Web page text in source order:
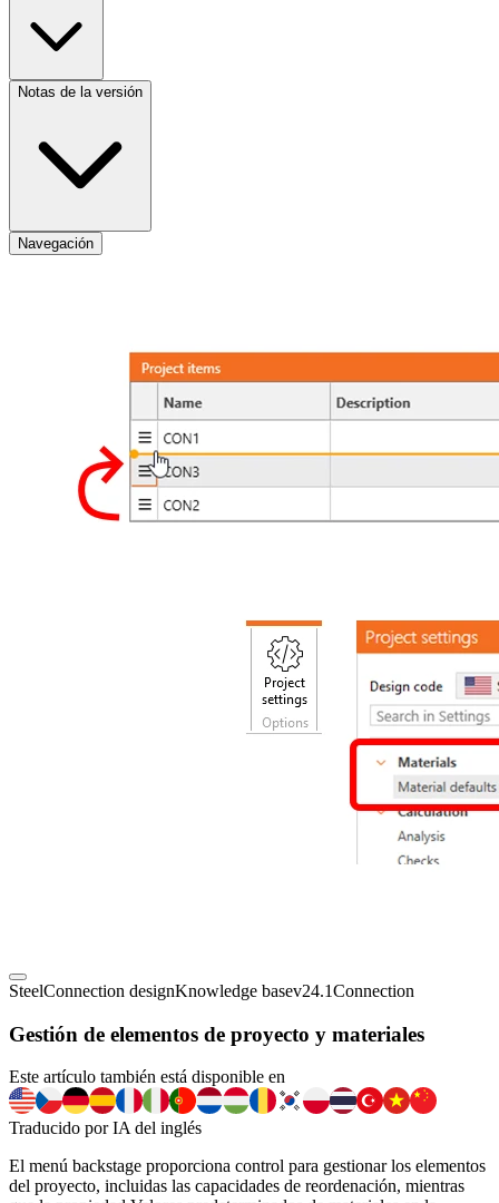
Notas de la versión
Navegación
SteelConnection designKnowledge basev24.1Connection
Gestión de elementos de proyecto y materiales
Este artículo también está disponible en
Traducido por IA del inglés
El menú backstage proporciona control para gestionar los elementos
del proyecto, incluidas las capacidades de reordenación, mientras